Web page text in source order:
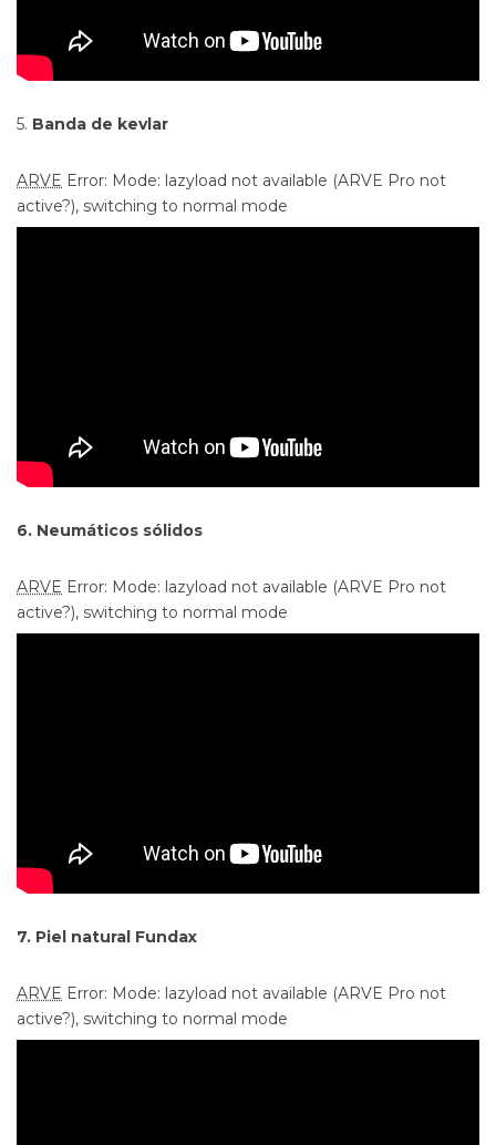
5. Banda de kevlar
ARVE Error: Mode: lazyload not available (ARVE Pro not
active?), switching to normal mode
6. Neumáticos sólidos
ARVE Error: Mode: lazyload not available (ARVE Pro not
active?), switching to normal mode
7. Piel natural Fundax
ARVE Error: Mode: lazyload not available (ARVE Pro not
active?), switching to normal mode